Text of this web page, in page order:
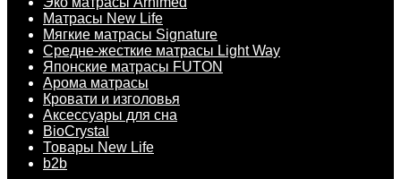
Матрасы New Life
Мягкие матрасы Signature
Средне-жесткие матрасы Light Way
Японские матрасы FUTON
Арома матрасы
Кровати и изголовья
Аксессуары для сна
BioCrystal
Товары New Life
b2b